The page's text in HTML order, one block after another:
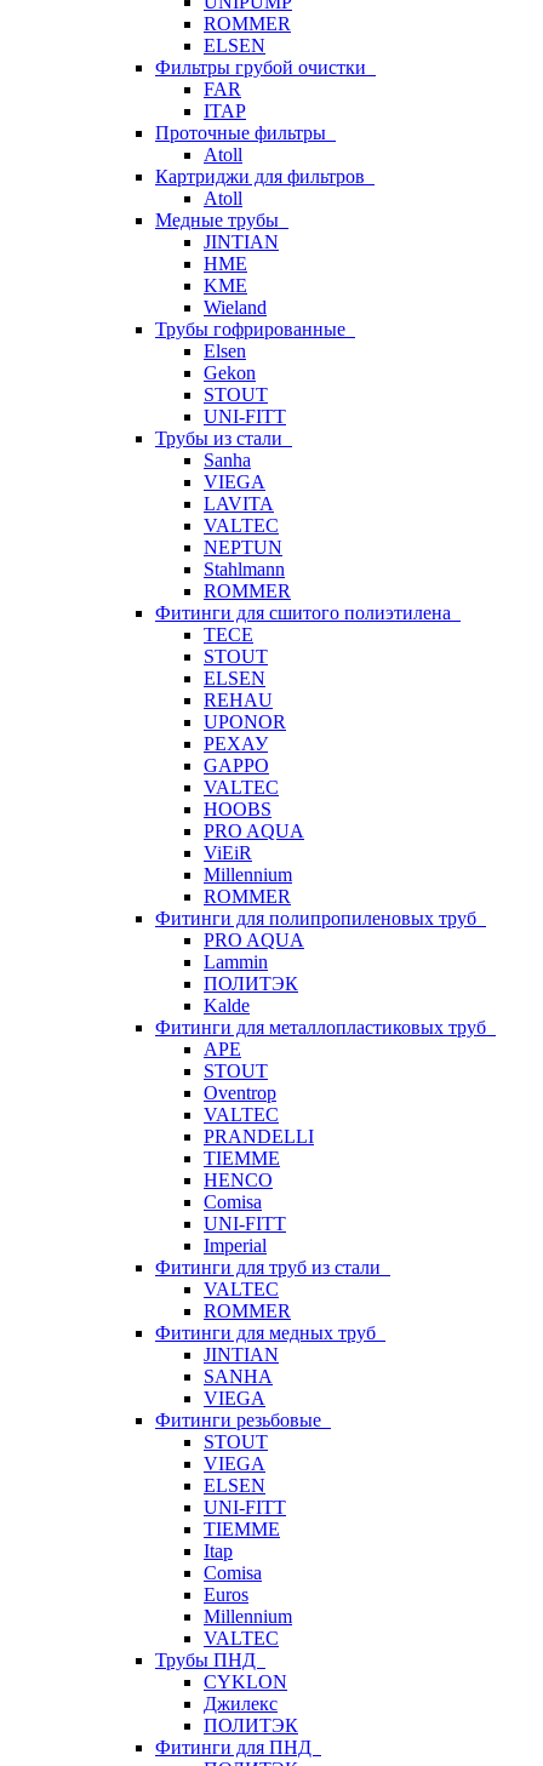
ROMMER
ELSEN
Фильтры грубой очистки
FAR
ITAP
Проточные фильтры
Atoll
Картриджи для фильтров
Atoll
Медные трубы
JINTIAN
HME
KME
Wieland
Трубы гофрированные
Elsen
Gekon
STOUT
UNI-FITT
Трубы из стали
Sanha
VIEGA
LAVITA
VALTEC
NEPTUN
Stahlmann
ROMMER
Фитинги для сшитого полиэтилена
TECE
STOUT
ELSEN
REHAU
UPONOR
РЕХАУ
GAPPO
VALTEC
HOOBS
PRO AQUA
ViEiR
Millennium
ROMMER
Фитинги для полипропиленовых труб
PRO AQUA
Lammin
ПОЛИТЭК
Kalde
Фитинги для металлопластиковых труб
APE
STOUT
Oventrop
VALTEC
PRANDELLI
TIEMME
HENCO
Comisa
UNI-FITT
Imperial
Фитинги для труб из стали
VALTEC
ROMMER
Фитинги для медных труб
JINTIAN
SANHA
VIEGA
Фитинги резьбовые
STOUT
VIEGA
ELSEN
UNI-FITT
TIEMME
Itap
Comisa
Euros
Millennium
VALTEC
Трубы ПНД
CYKLON
Джилекс
ПОЛИТЭК
Фитинги для ПНД